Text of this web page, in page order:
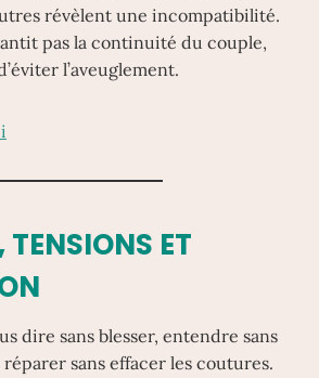
révèlent une incompatibilité.
pas la continuité du couple,
l’aveuglement.
ET
dire sans blesser, entendre sans
sans effacer les coutures.